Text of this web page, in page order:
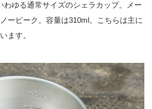
わゆる通常サイズのシェラカップ。メー
ーピーク。容量は310ml。こちらは主に
ます。